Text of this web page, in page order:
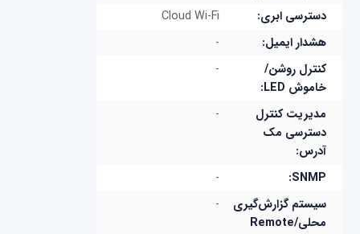
دسترسی ابری:
Cloud Wi-Fi
هشدار ایمیل:
-
کنترل روشن/
خاموش LED:
-
مدیریت کنترل
دسترسی مک
آدرس:
-
SNMP:
-
سیستم گزارش‌گیری
محلی/Remote
-